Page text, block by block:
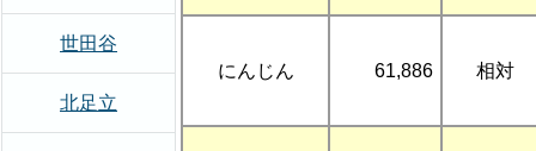
にんじん 61,886 相対
世田谷
北足立